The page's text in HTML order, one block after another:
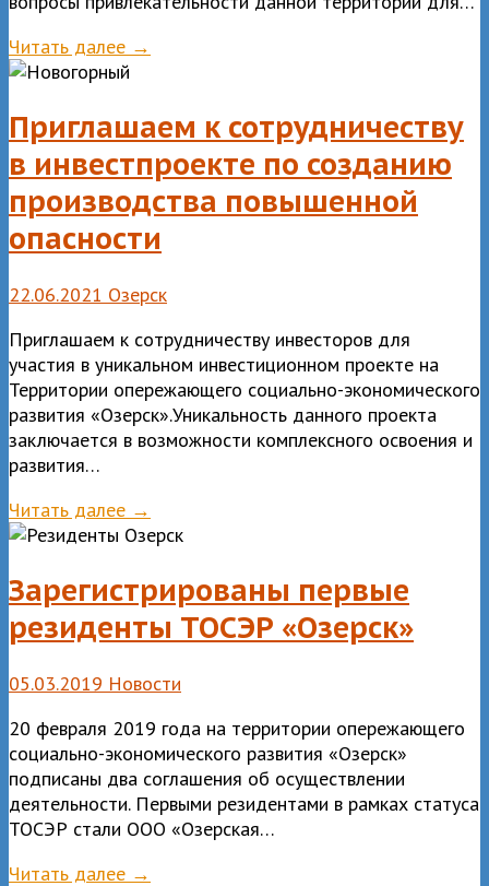
Читать далее →
Приглашаем к сотрудничеству
в инвестпроекте по созданию
производства повышенной
опасности
22.06.2021 Озерск
Приглашаем к сотрудничеству инвесторов для
участия в уникальном инвестиционном проекте на
Территории опережающего социально-экономического
развития «Озерск».Уникальность данного проекта
заключается в возможности комплексного освоения и
развития…
Читать далее →
Зарегистрированы первые
резиденты ТОСЭР «Озерск»
05.03.2019 Новости
20 февраля 2019 года на территории опережающего
социально-экономического развития «Озерск»
подписаны два соглашения об осуществлении
деятельности. Первыми резидентами в рамках статуса
ТОСЭР стали ООО «Озерская…
Читать далее →